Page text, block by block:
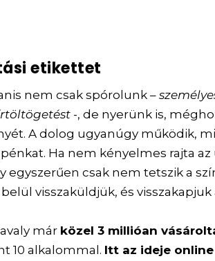
etikettet
nem csak spórolunk –
-, de nyerünk is,
A dolog ugyanúgy működik,
Ha nem kényelmes rajta az
egyszerűen csak nem tetszik a
visszaküldjük, és visszakapjuk
már közel 3 millióan
10 alkalommal. Itt az ideje online